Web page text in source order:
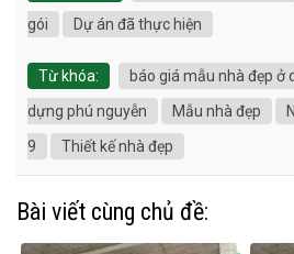
gói
Dự án đã thực hiện
Từ khóa:
báo giá mẫu nhà đẹp ở
dựng phú nguyễn
Mẫu nhà đẹp
9
Thiết kế nhà đẹp
Bài viết cùng chủ đề: